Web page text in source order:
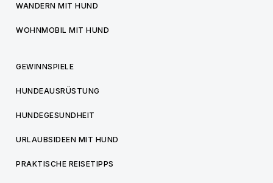
WANDERN MIT HUND
WOHNMOBIL MIT HUND
GEWINNSPIELE
HUNDEAUSRÜSTUNG
HUNDEGESUNDHEIT
URLAUBSIDEEN MIT HUND
PRAKTISCHE REISETIPPS